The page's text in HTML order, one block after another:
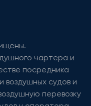
чартера и
посредника
судов и
перевозку